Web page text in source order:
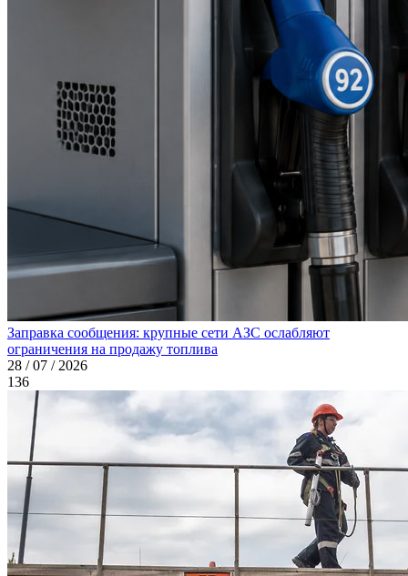
Заправка сообщения: крупные сети АЗС ослабляют
ограничения на продажу топлива
28 / 07 / 2026
136